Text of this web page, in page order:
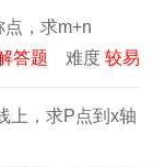
，求m+n
答题 难度 较易
上，求P点到x轴